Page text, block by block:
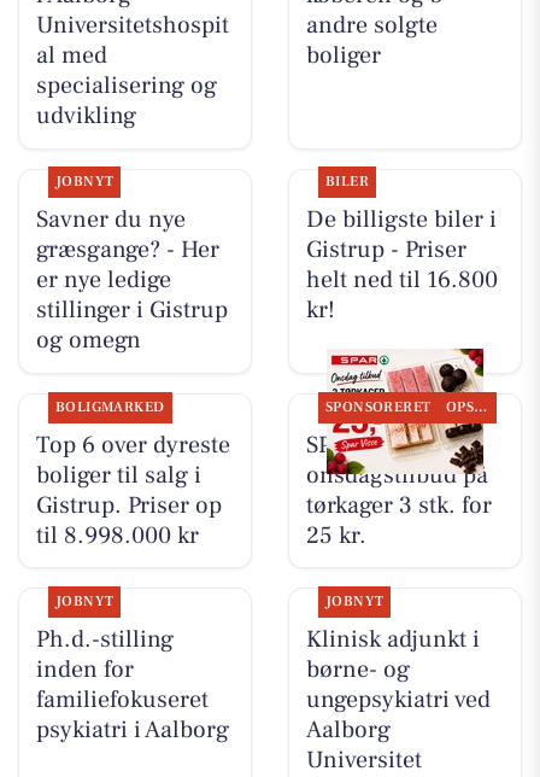
Universitetshospit
al med
specialisering og
udvikling
andre solgte
boliger
JOBNYT
Savner du nye
græsgange? - Her
er nye ledige
stillinger i Gistrup
og omegn
BILER
De billigste biler i
Gistrup - Priser
helt ned til 16.800
kr!
BOLIGMARKED
Top 6 over dyreste
boliger til salg i
Gistrup. Priser op
til 8.998.000 kr
SPONSORERET OPSLAGSTAVLEN
SPAR Visse har
onsdagstilbud på
tørkager 3 stk. for
25 kr.
JOBNYT
Ph.d.-stilling
inden for
familiefokuseret
psykiatri i Aalborg
JOBNYT
Klinisk adjunkt i
børne- og
ungepsykiatri ved
Aalborg
Universitet